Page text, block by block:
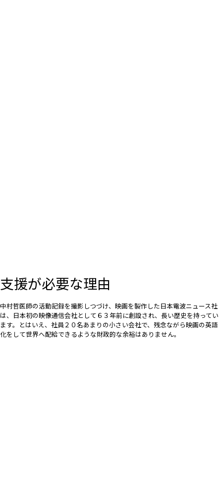
支援が必要な理由
中村哲医師の活動記録を撮影しつづけ、映画を製作した日本電波ニュース社
は、日本初の映像通信会社として６３年前に創設され、長い歴史を持ってい
ます。とはいえ、社員２０名あまりの小さい会社で、残念ながら映画の英語
化をして世界へ配給できるような財政的な余裕はありません。